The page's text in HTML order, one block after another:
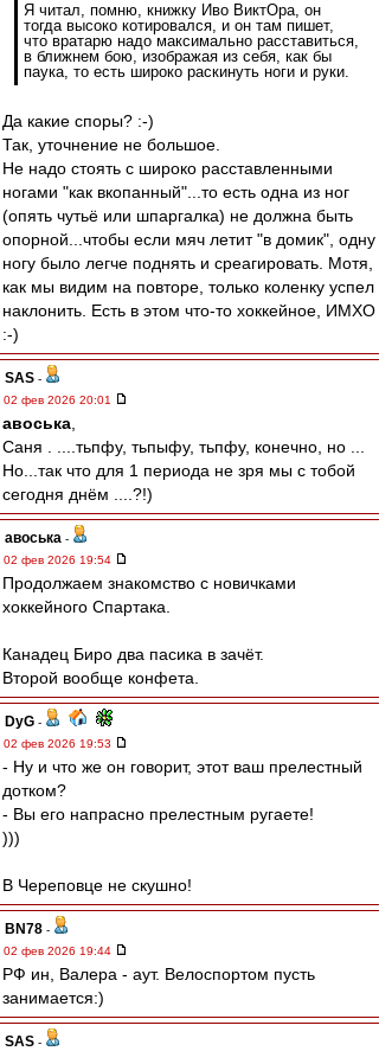
Я читал, помню, книжку Иво ВиктОра, он
тогда высоко котировался, и он там пишет,
что вратарю надо максимально расставиться,
в ближнем бою, изображая из себя, как бы
паука, то есть широко раскинуть ноги и руки.
Да какие споры? :-)
Так, уточнение не большое.
Не надо стоять с широко расставленными
ногами "как вкопанный"...то есть одна из ног
(опять чутьё или шпаргалка) не должна быть
опорной...чтобы если мяч летит "в домик", одну
ногу было легче поднять и среагировать. Мотя,
как мы видим на повторе, только коленку успел
наклонить. Есть в этом что-то хоккейное, ИМХО
:-)
SAS -
02 фев 2026 20:01
авоська
Саня . ....тьпфу, тьпыфу, тьпфу, конечно, но ...
Но...так что для 1 периода не зря мы с тобой
сегодня днём ....?!)
авоська -
02 фев 2026 19:54
Продолжаем знакомство с новичками
хоккейного Спартака.
Канадец Биро два пасика в зачёт.
Второй вообще конфета.
DyG -
02 фев 2026 19:53
- Ну и что же он говорит, этот ваш прелестный
дотком?
- Вы его напрасно прелестным ругаете!
)))
В Череповце не скушно!
BN78 -
02 фев 2026 19:44
РФ ин, Валера - аут. Велоспортом пусть
занимается:)
SAS -